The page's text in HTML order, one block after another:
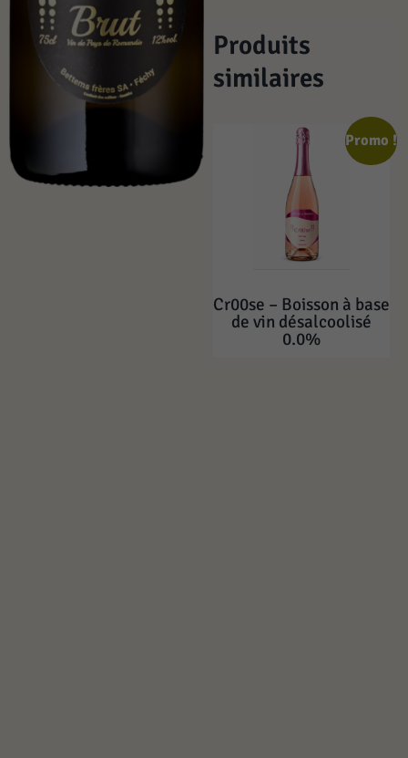
Produits
similaires
Promo !
Cr00se – Boisson à base
de vin désalcoolisé
0.0%